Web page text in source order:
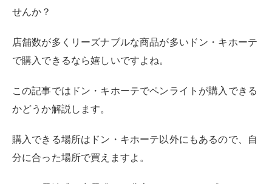
せんか？
店舗数が多くリーズナブルな商品が多いドン・キホーテ
で購入できるなら嬉しいですよね。
この記事ではドン・キホーテでペンライトが購入できる
かどうか解説します。
購入できる場所はドン・キホーテ以外にもあるので、自
分に合った場所で買えますよ。